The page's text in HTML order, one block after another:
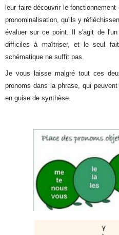
leur faire découvrir le
pronominalisation, qu'ils y
évaluer sur ce point. Il s'agit de
difficiles à maîtriser, et le seul
schématique ne suffit pas.
Je vous laisse malgré tout ces
pronoms dans la phrase, qui
en guise de synthèse.